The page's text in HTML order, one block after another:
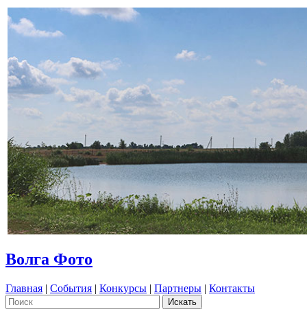
Волга Фото
Главная | События | Конкурсы | Партнеры | Контакты